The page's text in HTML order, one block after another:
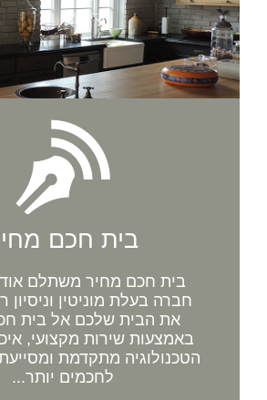
בית חכם
בית חכם מחיר משתלם
חברה בעלת מוניטין
את הבית שלכם אל בית
באמצעות שירות מקצועי,
הטכנולוגיה מתקדמת
לחכמים יותר...